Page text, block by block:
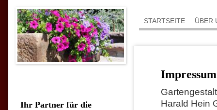
Ihr Partner für die
STARTSEITE ÜBER
Impressum
Harald Hein